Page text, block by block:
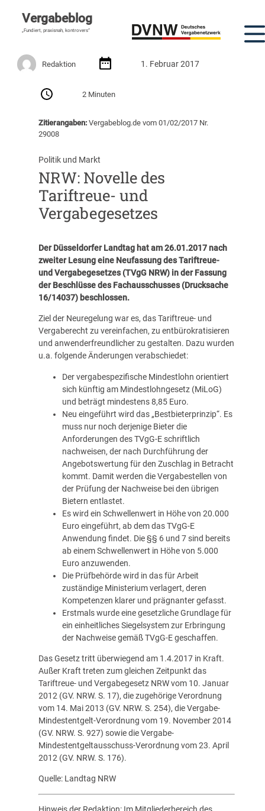
Vergabeblog
„Fundiert, praxisnah, kontrovers“
Redaktion 1. Februar 2017
2 Minuten
Zitierangaben:Vergabeblog.de vom 01/02/2017 Nr.
29008
Politik und Markt
NRW: Novelle des
Tariftreue- und
Vergabegesetzes
Der Düsseldorfer Landtag hat am 26.01.2017 nach
zweiter Lesung eine Neufassung des Tariftreue-
und Vergabegesetzes (TVgG NRW) in der Fassung
der Beschlüsse des Fachausschusses (Drucksache
16/14037) beschlossen.
Ziel der Neuregelung war es, das Tariftreue- und
Vergaberecht zu vereinfachen, zu entbürokratisieren
und anwenderfreundlicher zu gestalten. Dazu wurden
u.a. folgende Änderungen verabschiedet:
Der vergabespezifische Mindestlohn orientiert
sich künftig am Mindestlohngesetz (MiLoG)
und beträgt mindestens 8,85 Euro.
Neu eingeführt wird das „Bestbieterprinzip“. Es
muss nur noch derjenige Bieter die
Anforderungen des TVgG-E schriftlich
nachweisen, der nach Durchführung der
Angebotswertung für den Zuschlag in Betracht
kommt. Damit werden die Vergabestellen von
der Prüfung der Nachweise bei den übrigen
Bietern entlastet.
Es wird ein Schwellenwert in Höhe von 20.000
Euro eingeführt, ab dem das TVgG-E
Anwendung findet. Die §§ 6 und 7 sind bereits
ab einem Schwellenwert in Höhe von 5.000
Euro anzuwenden.
Die Prüfbehörde wird in das für Arbeit
zuständige Ministerium verlagert, deren
Kompetenzen klarer und prägnanter gefasst.
Erstmals wurde eine gesetzliche Grundlage für
ein einheitliches Siegelsystem zur Erbringung
der Nachweise gemäß TVgG-E geschaffen.
Das Gesetz tritt überwiegend am 1.4.2017 in Kraft.
Außer Kraft treten zum gleichen Zeitpunkt das
Tariftreue- und Vergabegesetz NRW vom 10. Januar
2012 (GV. NRW. S. 17), die zugehörige Verordnung
vom 14. Mai 2013 (GV. NRW. S. 254), die Vergabe-
Mindestentgelt-Verordnung vom 19. November 2014
(GV. NRW. S. 927) sowie die Vergabe-
Mindestentgeltausschuss-Verordnung vom 23. April
2012 (GV. NRW. S. 176).
Quelle: Landtag NRW
Hinweis der Redaktion: Im Mitgliederbereich des